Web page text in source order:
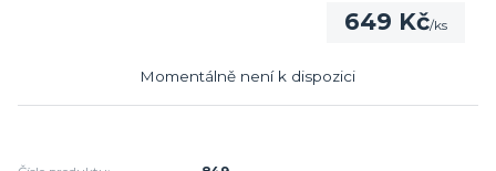
649 Kč/ks
Momentálně není k dispozici